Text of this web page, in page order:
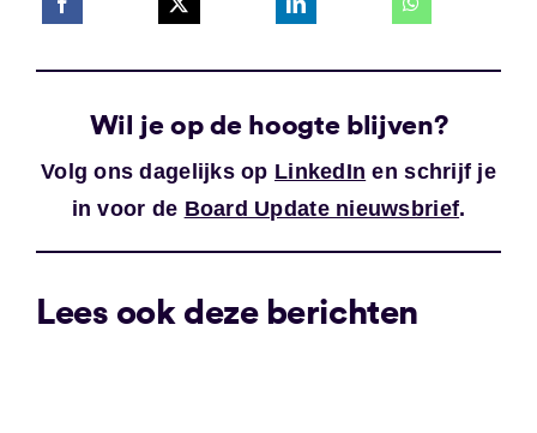
Wil je op de hoogte blijven?
Volg ons dagelijks op LinkedIn en schrijf je
in voor de Board Update nieuwsbrief.
Lees ook deze berichten